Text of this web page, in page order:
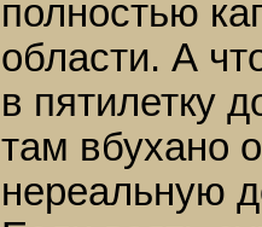
полностью
области. А
в пятилетку
там вбухано
нереальную